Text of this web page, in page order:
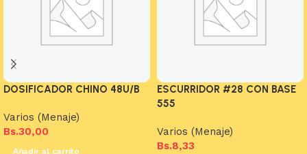
DOSIFICADOR CHINO 48U/B
Varios (Menaje)
Bs.30,00
Añadir al carrito
ESCURRIDOR #28 CON BASE
555
Varios (Menaje)
Bs.8,33